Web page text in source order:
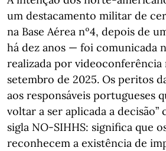
um destacamento militar de
na Base Aérea nº4, depois de
há dez anos — foi comunicada
realizada por videoconferência
setembro de 2025. Os peritos
aos responsáveis portugueses
voltar a ser aplicada a decisão”
sigla NO-SIHHS: significa que
reconhecem a existência de